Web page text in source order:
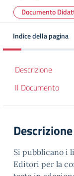
Documento
Indice della pagina
Descrizione
Il Documento
Descrizione
Si pubblicano i
Editori per la